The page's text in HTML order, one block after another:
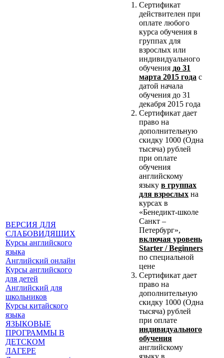
ВЕРСИЯ ДЛЯ
СЛАБОВИДЯЩИХ
Курсы английского
языка
Английский онлайн
Курсы английского
для детей
Английский для
школьников
Курсы китайского
языка
ЯЗЫКОВЫЕ
ПРОГРАММЫ В
ДЕТСКОМ
ЛАГЕРЕ
Сертификат
действителен при
оплате любого
курса обучения в
группах для
взрослых или
индивидуального
обучения до 31
марта 2015 года с
датой начала
обучения до 31
декабря 2015 года
Сертификат дает
право на
дополнительную
скидку 1000 (Одна
тысяча) рублей
при оплате
обучения
английскому
языку в группах
для взрослых на
курсах в
«Бенедикт-школе
Санкт –
Петербург»,
включая уровень
Starter /Beginners
по специальной
цене
Сертификат дает
право на
дополнительную
скидку 1000 (Одна
тысяча) рублей
при оплате
индивидуального
обучения
английскому
языку в